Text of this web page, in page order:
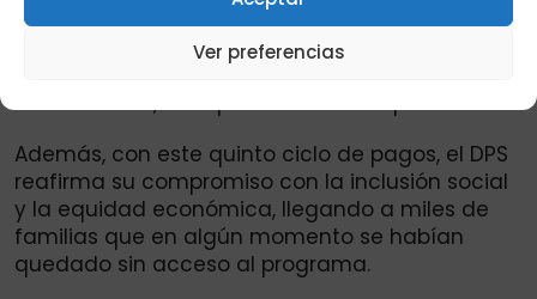
Ver preferencias
colombianos por ciclo representa un alivio
importante para el presupuesto familiar,
Además, con este quinto ciclo de pagos, el DPS
reafirma su compromiso con la inclusión social
y la equidad económica, llegando a miles de
familias que en algún momento se habían
quedado sin acceso al programa.